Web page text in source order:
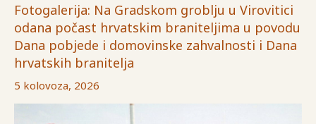
Fotogalerija: Na Gradskom groblju u Virovitici
odana počast hrvatskim braniteljima u povodu
Dana pobjede i domovinske zahvalnosti i Dana
hrvatskih branitelja
5 kolovoza, 2026